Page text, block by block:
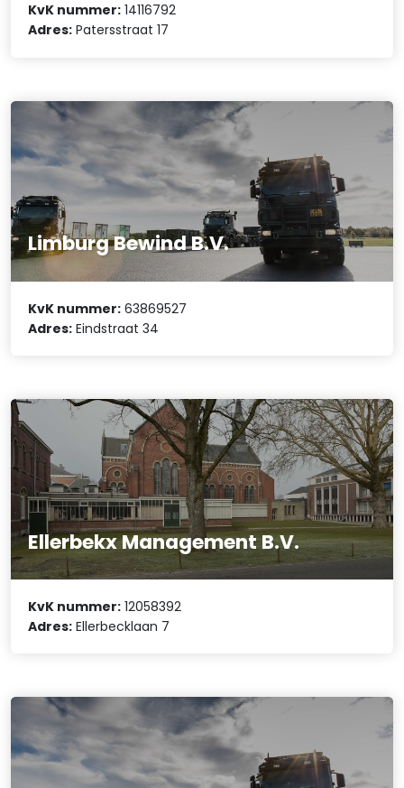
KvK nummer: 14116792
Adres: Patersstraat 17
Limburg Bewind B.V.
KvK nummer: 63869527
Adres: Eindstraat 34
Ellerbekx Management B.V.
KvK nummer: 12058392
Adres: Ellerbecklaan 7